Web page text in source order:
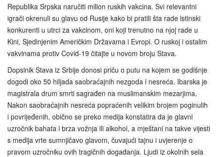
Republika Srpska naručiti milion ruskih vakcina. Svi relevantni
igrači okrenuli su glavu od Rusije kako bi pratili šta rade istinski
konkurenti u utrci za vakcinom, oni koji trenutno na njoj rade u
Kini, Sjedinjenim Američkim Državama i Evropi. O ruskoj i ostalim
vakvinama protiv Covid-19 čitajte u novom broju Stava.
Dopsinik Stava iz Srbije donosi priču o putu na kojem se godišnje
dogodi oko 50 hiljada saobraćajnih nezgoda i nesreća. Ibarska je
magistrala drum smrti sagrađen na muslimanskim mezarjima.
Nakon saobraćajnih nesreća popraćenih velikim brojem poginulih
i povrijeđenih, obično se preko medija konstatira da je glavni
uzročnik bahata i brza vožnja ili alkohol, a mještani na takve vijesti
s medija vrte sumnjičavo glavom, čuvajući tajnu i uvjerenje o
pravom uzročniku ovih tragičnih događanja. Ljudi iz okolnih sela